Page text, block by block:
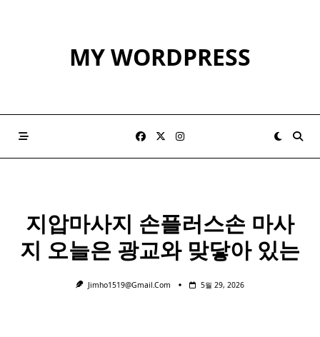
MY WORDPRESS
지압마사지 손플러스손 마사
지 오늘은 광교와 맞닿아 있는
Jimho1519@gmail.com 5월 29, 2026